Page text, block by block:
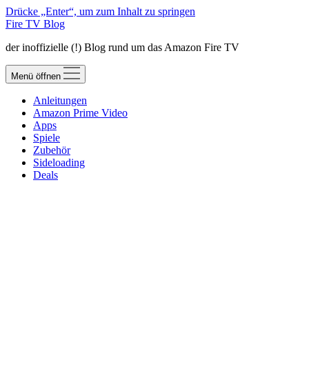
Drücke „Enter“, um zum Inhalt zu springen
Fire TV Blog
der inoffizielle (!) Blog rund um das Amazon Fire TV
Menü öffnen
Anleitungen
Amazon Prime Video
Apps
Spiele
Zubehör
Sideloading
Deals